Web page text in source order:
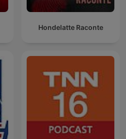
Hondelatte Raconte